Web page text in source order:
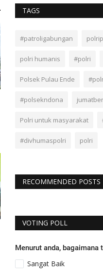
TAGS
#patroligabungan
polri humanis #polri
Polsek Pulau Ende
#polsekndona
Polri untuk masyarakat
#divhumaspolri polri
RECOMMENDED POSTS
VOTING POLL
Menurut anda, bagaimana
Sangat Baik